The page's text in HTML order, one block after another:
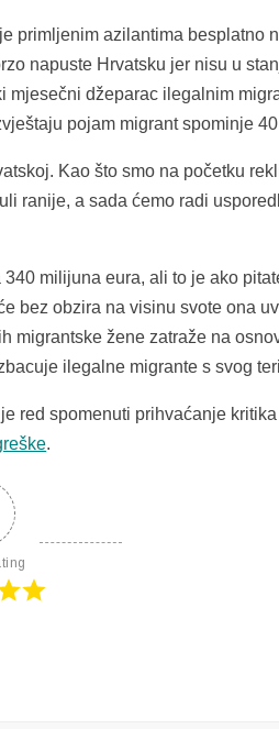
primljenim azilantima besplatno
napuste Hrvatsku jer nisu u
mjesečni džeparac ilegalnim
pojam migrant spominje
Kao što smo na početku
ranije, a sada ćemo radi
milijuna eura, ali to je ako
bez obzira na visinu svote ona
migrantske žene zatraže na
ilegalne migrante s svog
red spomenuti prihvaćanje
.